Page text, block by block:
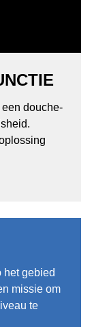
douche-
het gebied
missie om
te